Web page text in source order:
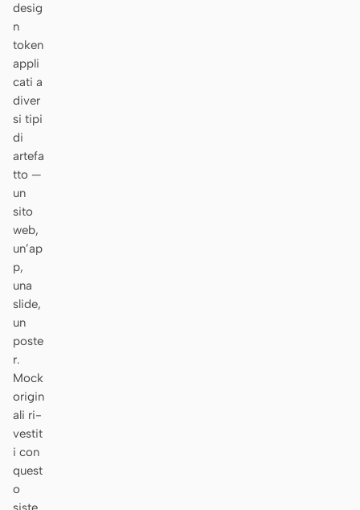
AI
Generatore di prototipi
desig
n
token
appli
cati a
diver
si tipi
di
artefa
tto —
un
sito
web,
un’ap
p,
una
slide,
un
poste
r.
Mock
origin
ali ri-
vestit
i con
quest
o